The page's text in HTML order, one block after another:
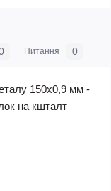
Питання 0
150х0,9 мм -
на кшталт